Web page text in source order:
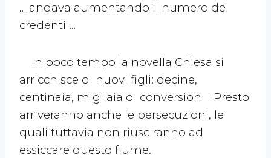
… andava aumentando il numero dei
credenti …
In poco tempo la novella Chiesa si
arricchisce di nuovi figli: decine,
centinaia, migliaia di conversioni ! Presto
arriveranno anche le persecuzioni, le
quali tuttavia non riusciranno ad
essiccare questo fiume.